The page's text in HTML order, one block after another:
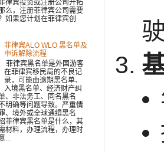
律宾投资或注册公司开拓
么，注册菲律宾公司需要
如果您计划在菲律宾创
菲律宾ALO WLO 黑名单及
申诉解除流程
菲律宾黑名单是外国游客
在菲律宾移民局的不良记
录，可能由逾期黑名单、
入境黑名单、经济财产纠
、非法务工、同名黑名
明确等问题导致。严重情
、境外或全球通缉黑名
菲律宾黑名单是什么，其
材料，办理流程，办理时